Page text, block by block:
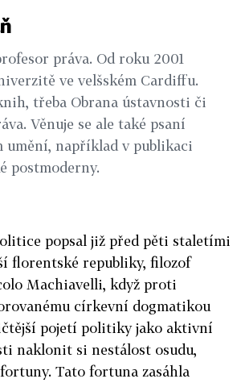
práva. Od roku 2001
ve velšském Cardiffu.
třeba Obrana ústavnosti či
Věnuje se ale také psaní
umění, například v publikaci
postmoderny.
popsal již před pěti staletími
florentské republiky, filozof
Machiavelli, když proti
církevní dogmatikou
pojetí politiky jako aktivní
naklonit si nestálost osudu,
Tato fortuna zasáhla